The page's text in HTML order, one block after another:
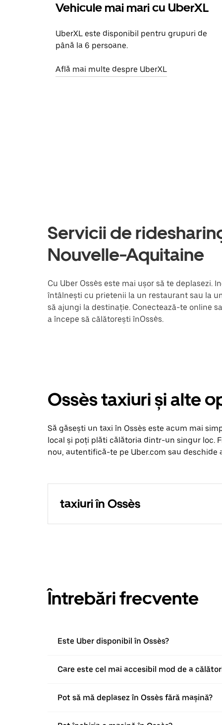
Vehicule mai mari cu UberXL
UberXL este disponibil pentru grupuri de
până la 6 persoane.
Află mai multe despre UberXL
Servicii de
Nouvelle-Aquitaine
Cu Uber Ossès este mai ușor să te deplasezi.
întâlnești cu prietenii la un restaurant sau la
să ajungi la destinație. Conectează-te online
a începe să călătorești înOssès.
Ossès taxiuri și alte
Să găsești un taxi în Ossès este acum mai
local și poți plăti călătoria dintr-un singur loc.
nou, autentifică-te pe Uber.com sau deschide
taxiuri în Ossès
Întrebări frecvente
Este Uber disponibil în Ossès?
Care este cel mai accesibil mod de a
Pot să mă deplasez în Ossès fără mașină?